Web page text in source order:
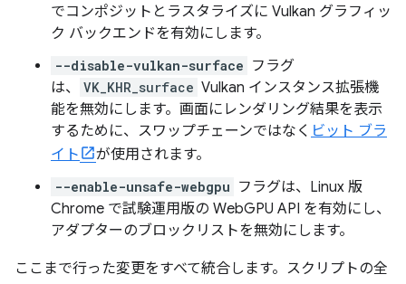
でコンポジットとラスタライズに Vulkan グラフィッ
ク バックエンドを有効にします。
--disable-vulkan-surface フラグ
は、
VK_KHR_surface Vulkan インスタンス拡張機
能を無効にします。画面にレンダリング結果を表示
するために、スワップチェーンではなく ビット ブラ
イト
が使用されます。
--enable-unsafe-webgpu フラグは、Linux 版
Chrome で試験運用版の WebGPU API を有効にし、
アダプターのブロックリストを無効にします。
ここまで行った変更をすべて統合します。スクリプトの全